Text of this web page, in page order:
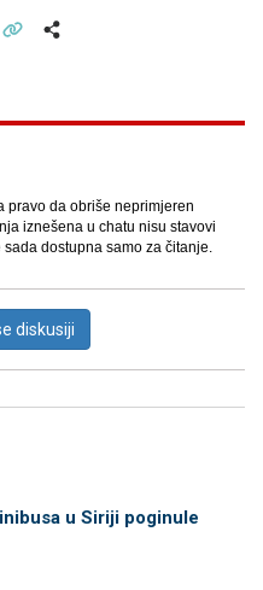
pravo da obriše neprimjeren
iznešena u chatu nisu stavovi
dostupna samo za čitanje.
diskusiji
u Siriji poginule